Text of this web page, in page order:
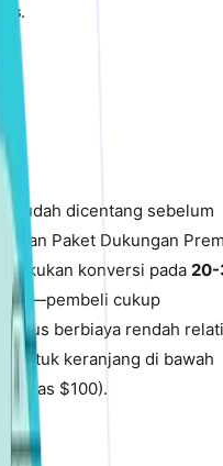
.
sudah dicentang sebelum
Paket Dukungan
konversi pada 20-
cukup
berbiaya rendah
untuk keranjang di bawah
atas $100).